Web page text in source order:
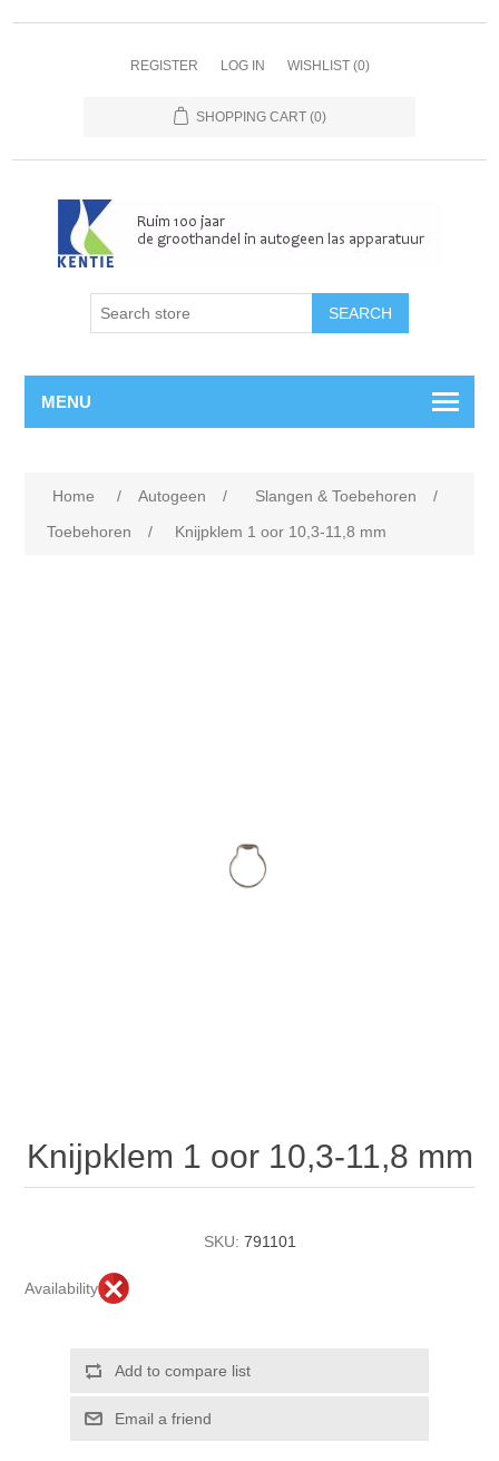
REGISTER LOG IN WISHLIST (0)
SHOPPING CART (0)
MENU
Home / Autogeen / Slangen & Toebehoren
/
Toebehoren
/ Knijpklem 1 oor 10,3-11,8 mm
Knijpklem 1 oor 10,3-11,8 mm
SKU: 791101
Availability